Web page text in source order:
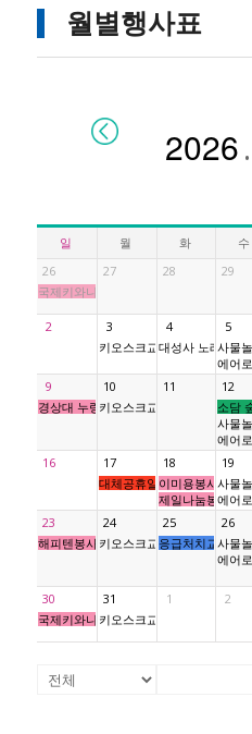
월별행사표
.
일 월 화 수
26
국제키와니스5지역 진주성클럽
27 28 29
2
3
키오스크교육
4
대성사 노래방
5
사물
에어
9
경상대 누렁소봉사단
10
키오스크교육
11
12
소담
사물
에어
16
17
대체공휴일
18
이미용봉사
제일나눔봉사단
19
사물
에어
23
해피텐봉사단
24
키오스크교육
25
응급처치교육
26
사물
에어
30
국제키와니스 진주성클럽봉사단
31
키오스크교육
1 2